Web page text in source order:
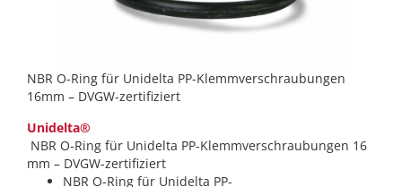
NBR O-Ring für Unidelta PP-Klemmverschraubungen
16mm – DVGW-zertifiziert
Unidelta®
NBR O-Ring für Unidelta PP-Klemmverschraubungen 16
mm – DVGW-zertifiziert
NBR O-Ring für Unidelta PP-